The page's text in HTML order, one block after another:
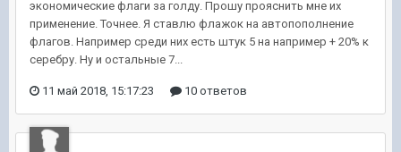
экономические флаги за голду. Прошу прояснить мне их
применение. Точнее. Я ставлю флажок на автопополнение
флагов. Например среди них есть штук 5 на например + 20% к
серебру. Ну и остальные 7...
11 май 2018, 15:17:23 10 ответов